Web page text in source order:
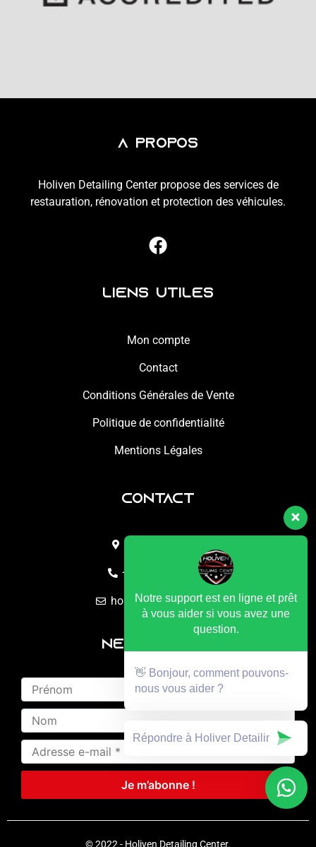
A Propos
Holiven Detailing Center propose des services de
restauration, rénovation et protection des véhicules.
Liens Utiles
Mon compte
Contact
Conditions Générales de Vente
Politique de confidentialité
Mentions Légales
Contact
+689 87 00 27 27
holivendc@gmail.com
Newsletter
© 2022 - Holiven Detailing Center.
Notre support est en ligne et prêt
à vous aider si vous avez une
question.
👋 Bonjour, comment pouvons-
nous vous aider ?